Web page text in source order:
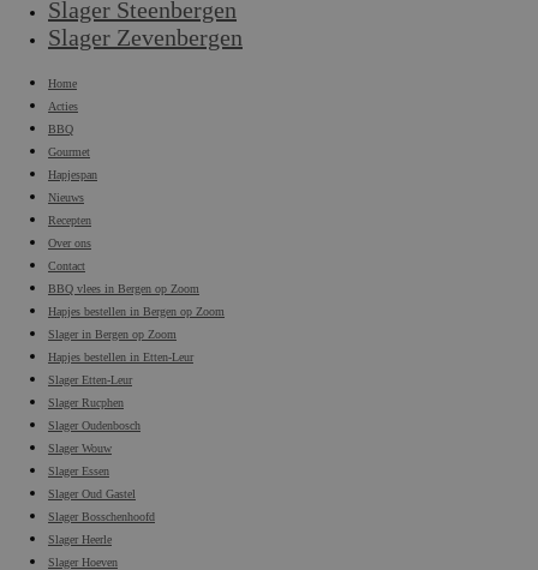
Slager Steenbergen
Slager Zevenbergen
Home
Acties
BBQ
Gourmet
Hapjespan
Nieuws
Recepten
Over ons
Contact
BBQ vlees in Bergen op Zoom
Hapjes bestellen in Bergen op Zoom
Slager in Bergen op Zoom
Hapjes bestellen in Etten-Leur
Slager Etten-Leur
Slager Rucphen
Slager Oudenbosch
Slager Wouw
Slager Essen
Slager Oud Gastel
Slager Bosschenhoofd
Slager Heerle
Slager Hoeven